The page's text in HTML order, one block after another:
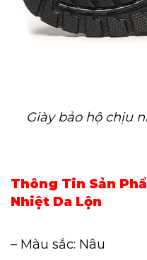
Giày bảo hộ chịu
Thông Tin Sản
Nhiệt Da Lộn
– Màu sắc: Nâu